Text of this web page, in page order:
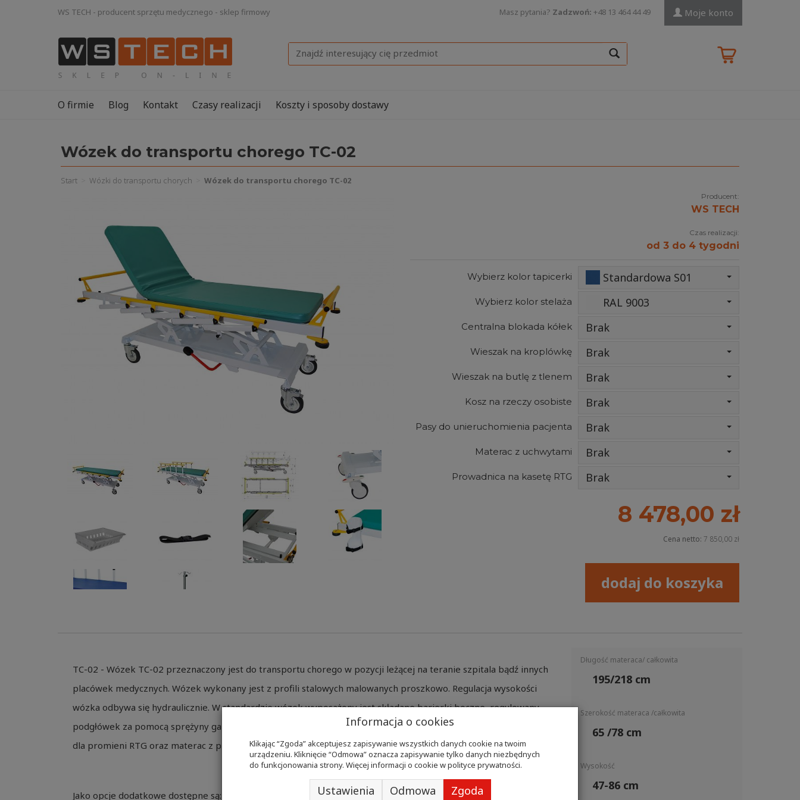
WS TECH - producent sprzętu medycznego - sklep firmowy Masz pytania? Zadzwoń: +48 13 464 44 49 Moje konto
Wyszukaj
O firmie Blog Kontakt Czasy realizacji Koszty i sposoby dostawy
Wózek do transportu chorego TC-02
Start Wózki do transportu chorych Wózek do transportu chorego TC-02
Producent:
WS TECH
Czas realizacji:
od 3 do 4 tygodni
Wybierz kolor tapicerki Standardowa S01
Wybierz kolor stelaża RAL 9003
Centralna blokada kółek Brak
Wieszak na kroplówkę Brak
Wieszak na butlę z tlenem Brak
Kosz na rzeczy osobiste Brak
Pasy do unieruchomienia pacjenta Brak
Materac z uchwytami Brak
Prowadnica na kasetę RTG Brak
8 478,00 zł
Cena netto: 7 850,00 zł
dodaj do koszyka
TC-02 - Wózek TC-02 przeznaczony jest do transportu chorego w pozycji leżącej na teranie szpitala bądź innych
placówek medycznych. Wózek wykonany jest z profili stalowych malowanych proszkowo. Regulacja wysokości
wózka odbywa się hydraulicznie. W standardzie wózek wyposażony jest składane barierki boczne, regulowany
podgłówek za pomocą sprężyny gazowej oraz krążki odbojowe. Na blat wózka składa się płyta HPL przezierna
dla promieni RTG oraz materac z pianki poliuretanowej obszyty materiałem typu MEDITAP.
Jako opcje dodatkowe dostępne są:
Długość materaca/ całkowita
195/218 cm
Szerokość materaca /całkowita
65 /78 cm
Wysokość
47-86 cm
Informacja o cookies
Klikając “Zgoda” akceptujesz zapisywanie wszystkich danych cookie na twoim
urządzeniu. Kliknięcie “Odmowa” oznacza zapisywanie tylko danych niezbędnych
do funkcjonowania strony. Więcej informacji o cookie wpolityce prywatności.
Ustawienia Odmowa Zgoda